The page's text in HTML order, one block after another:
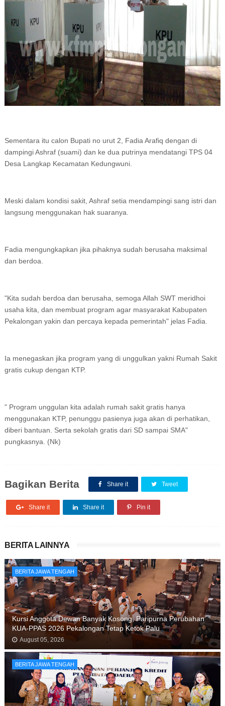
Sementara itu calon Bupati no urut 2, Fadia Arafiq dengan di
dampingi Ashraf (suami) dan ke dua putrinya mendatangi TPS 04
Desa Langkap Kecamatan Kedungwuni.
Meski dalam kondisi sakit, Ashraf setia mendampingi sang istri dan
langsung menggunakan hak suaranya.
Fadia mengungkapkan jika pihaknya sudah berusaha maksimal
dan berdoa.
"Kita sudah berdoa dan berusaha, semoga Allah SWT meridhoi
usaha kita, dan membuat program agar masyarakat Kabupaten
Pekalongan yakin dan percaya kepada pemerintah" jelas Fadia.
Ia menegaskan jika program yang di unggulkan yakni Rumah Sakit
gratis cukup dengan KTP.
" Program unggulan kita adalah rumah sakit gratis hanya
menggunakan KTP, penunggu pasienya juga akan di perhatikan,
diberi bantuan. Serta sekolah gratis dari SD sampai SMA"
pungkasnya. (Nk)
Bagikan Berita Share it Tweet
Share it Share it Pin it
BERITA LAINNYA
BERITA JAWA TENGAH
Kursi Anggota Dewan Banyak Kosong, Paripurna Perubahan
KUA-PPAS 2026 Pekalongan Tetap Ketok Palu
August 05, 2026
BERITA JAWA TENGAH